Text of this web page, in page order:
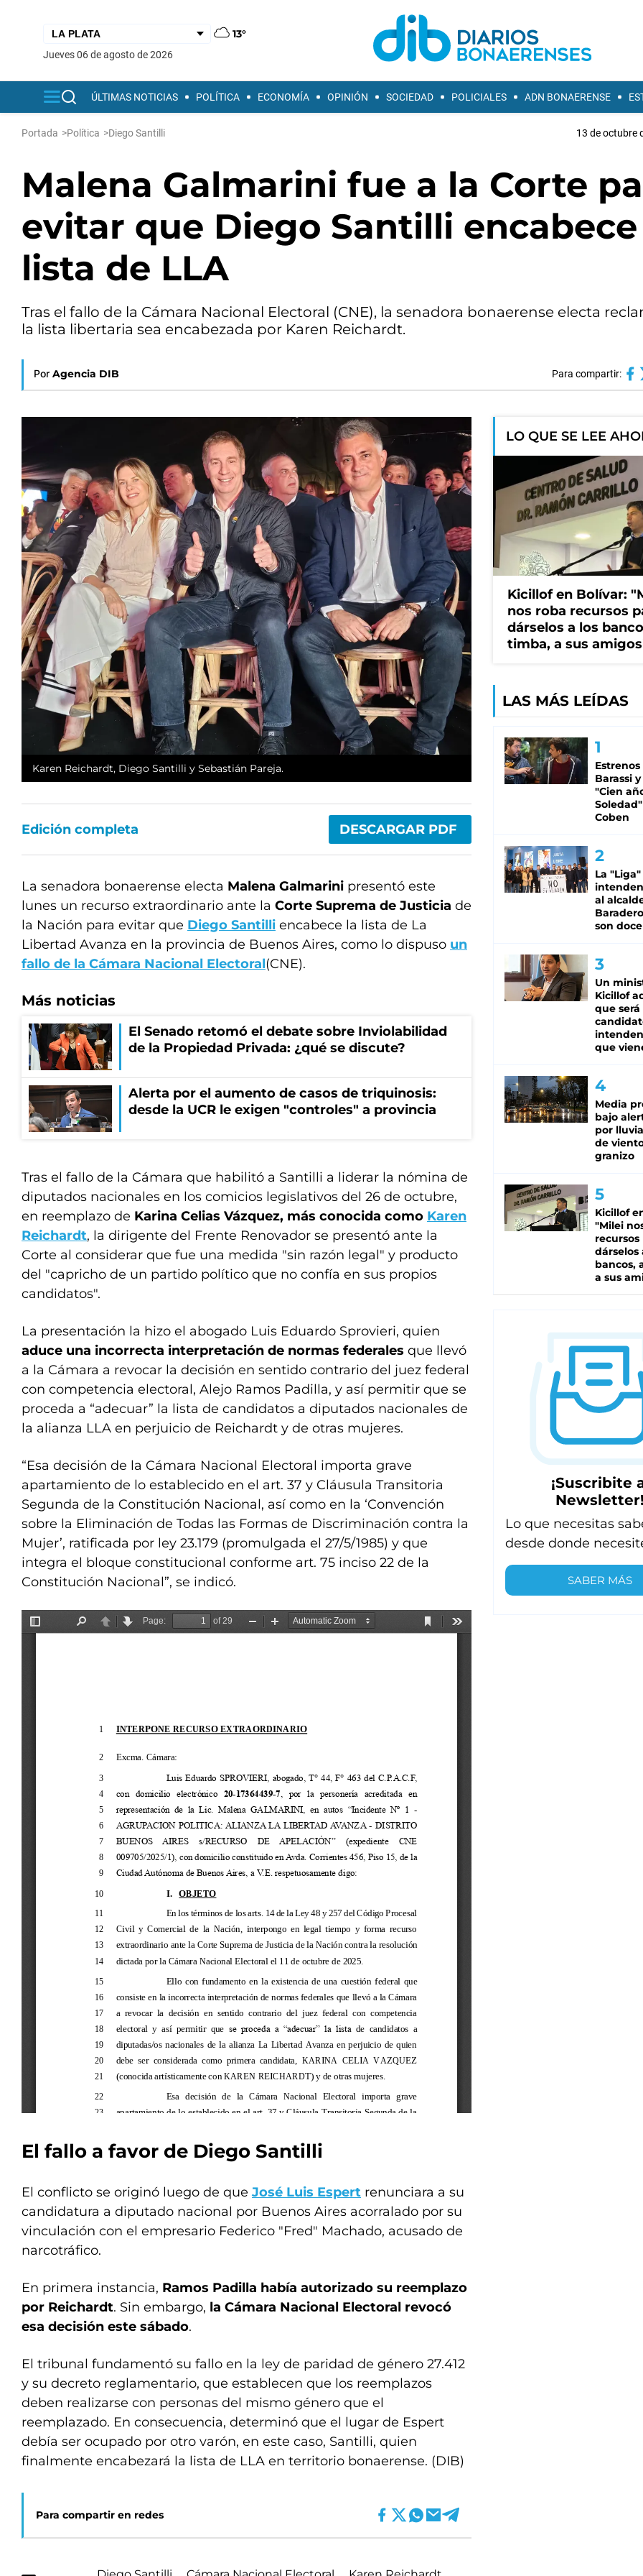
13°
jueves 06 de agosto de 2026
ÚLTIMAS NOTICIAS POLÍTICA ECONOMÍA OPINIÓN SOCIEDAD POLICIALES ADN BONAERENSE
Portada >Política >Diego Santilli 13 de octubre
Malena Galmarini fue a la Corte
evitar que Diego Santilli encabece
lista de LLA
Tras el fallo de la Cámara Nacional Electoral (CNE), la senadora bonaerense electa
la lista libertaria sea encabezada por Karen Reichardt.
Por Agencia DIB Para compartir:
Karen Reichardt, Diego Santilli y Sebastián Pareja.
Edición completa DESCARGAR PDF
La senadora bonaerense electa Malena Galmarini presentó este
lunes un recurso extraordinario ante la Corte Suprema de Justicia de
la Nación para evitar que Diego Santilli encabece la lista de La
Libertad Avanza en la provincia de Buenos Aires, como lo dispuso un
fallo de la Cámara Nacional Electoral(CNE).
Más noticias
El Senado retomó el debate sobre Inviolabilidad
de la Propiedad Privada: ¿qué se discute?
Alerta por el aumento de casos de triquinosis:
desde la UCR le exigen "controles" a provincia
Tras el fallo de la Cámara que habilitó a Santilli a liderar la nómina de
diputados nacionales en los comicios legislativos del 26 de octubre,
en reemplazo de Karina Celias Vázquez, más conocida como Karen
Reichardt, la dirigente del Frente Renovador se presentó ante la
Corte al considerar que fue una medida "sin razón legal" y producto
del "capricho de un partido político que no confía en sus propios
candidatos".
La presentación la hizo el abogado Luis Eduardo Sprovieri, quien
aduce una incorrecta interpretación de normas federales que llevó
a la Cámara a revocar la decisión en sentido contrario del juez federal
con competencia electoral, Alejo Ramos Padilla, y así permitir que se
proceda a “adecuar” la lista de candidatos a diputados nacionales de
la alianza LLA en perjuicio de Reichardt y de otras mujeres.
“Esa decisión de la Cámara Nacional Electoral importa grave
apartamiento de lo establecido en el art. 37 y Cláusula Transitoria
Segunda de la Constitución Nacional, así como en la ‘Convención
sobre la Eliminación de Todas las Formas de Discriminación contra la
Mujer’, ratificada por ley 23.179 (promulgada el 27/5/1985) y que
integra el bloque constitucional conforme art. 75 inciso 22 de la
Constitución Nacional”, se indicó.
El fallo a favor de Diego Santilli
El conflicto se originó luego de que José Luis Espert renunciara a su
candidatura a diputado nacional por Buenos Aires acorralado por su
vinculación con el empresario Federico "Fred" Machado, acusado de
narcotráfico.
En primera instancia, Ramos Padilla había autorizado su reemplazo
por Reichardt. Sin embargo, la Cámara Nacional Electoral revocó
esa decisión este sábado.
El tribunal fundamentó su fallo en la ley de paridad de género 27.412
y su decreto reglamentario, que establecen que los reemplazos
deben realizarse con personas del mismo género que el
reemplazado. En consecuencia, determinó que el lugar de Espert
debía ser ocupado por otro varón, en este caso, Santilli, quien
finalmente encabezará la lista de LLA en territorio bonaerense. (DIB)
Para compartir en redes
LO QUE SE LEE
Kicillof en Bolívar:
nos roba recursos
dárselos a los
timba, a sus
LAS MÁS LEÍDAS
Estrenos
Barassi
"Cien
Coben
La
al
son doce
Un
Kicillof
que será
que
Media
bajo
por
de
granizo
Kicillof
"Milei
recursos
dárselos
bancos,
a sus
¡Suscribite
Newsletter!
Lo que necesitas
desde donde
SABER MÁS